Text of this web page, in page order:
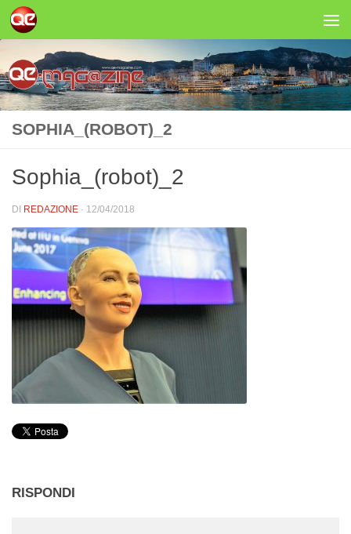
Salta al contenuto
SOPHIA_(ROBOT)_2
Sophia_(robot)_2
DI REDAZIONE · 12/04/2018
RISPONDI